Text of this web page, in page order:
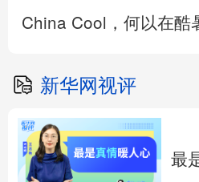
China Cool，何以在酷
新华网视评
最